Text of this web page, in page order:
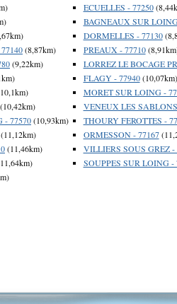
(8,87km)
(9,22km)
(10,42km)
- 77570(10,93km)
(11,12km)
(11,46km)
ECUELLES - 77250
BAGNEAUX SUR
DORMELLES - 77130
PREAUX - 77710
LORREZ LE BOCAGE
FLAGY - 77940(10,07km)
MORET SUR LOING -
VENEUX LES
THOURY FEROTTES -
ORMESSON - 77167
VILLIERS SOUS GREZ -
SOUPPES SUR LOING -